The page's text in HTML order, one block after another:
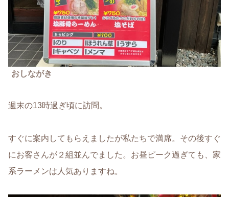
おしながき
週末の13時過ぎ頃に訪問。
すぐに案内してもらえましたが私たちで満席。その後すぐ
にお客さんが２組並んでました。お昼ピーク過ぎても、家
系ラーメンは人気ありますね。